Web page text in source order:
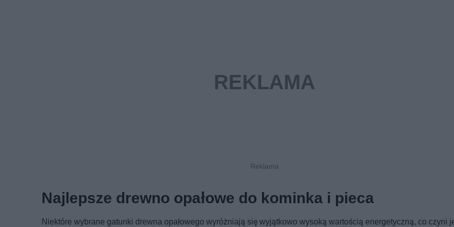
Najlepsze drewno opałowe do kominka i pieca
Niektóre wybrane gatunki drewna opałowego wyróżniają się wyjątkowo wysoką wartością energetyczną, co czyni